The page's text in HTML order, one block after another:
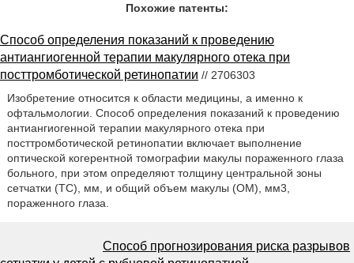
Похожие патенты:
Способ определения показаний к проведению
антиангиогенной терапии макулярного отека при
посттромботической ретинопатии // 2706303
Изобретение относится к области медицины, а именно к
офтальмологии. Способ определения показаний к проведению
антиангиогенной терапии макулярного отека при
посттромботической ретинопатии включает выполнение
оптической когерентной томографии макулы пораженного глаза
больного, при этом определяют толщину центральной зоны
сетчатки (ТС), мм, и общий объем макулы (ОМ), мм3,
пораженного глаза.
Способ прогнозирования риска разрывов